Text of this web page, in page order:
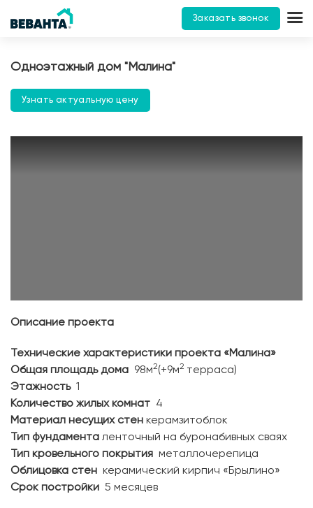
Заказать звонок
Одноэтажный дом "Малина"
Узнать актуальную цену
Описание проекта
Технические характеристики проекта «Малина»
Общая площадь дома 98м2(+9м2 терраса)
Этажность1
Количество жилых комнат 4
Материал несущих стен керамзитоблок
Тип фундамента ленточный на буронабивных сваях
Тип кровельного покрытия металлочерепица
Облицовка стен керамический кирпич «Брылино»
Срок постройки 5 месяцев